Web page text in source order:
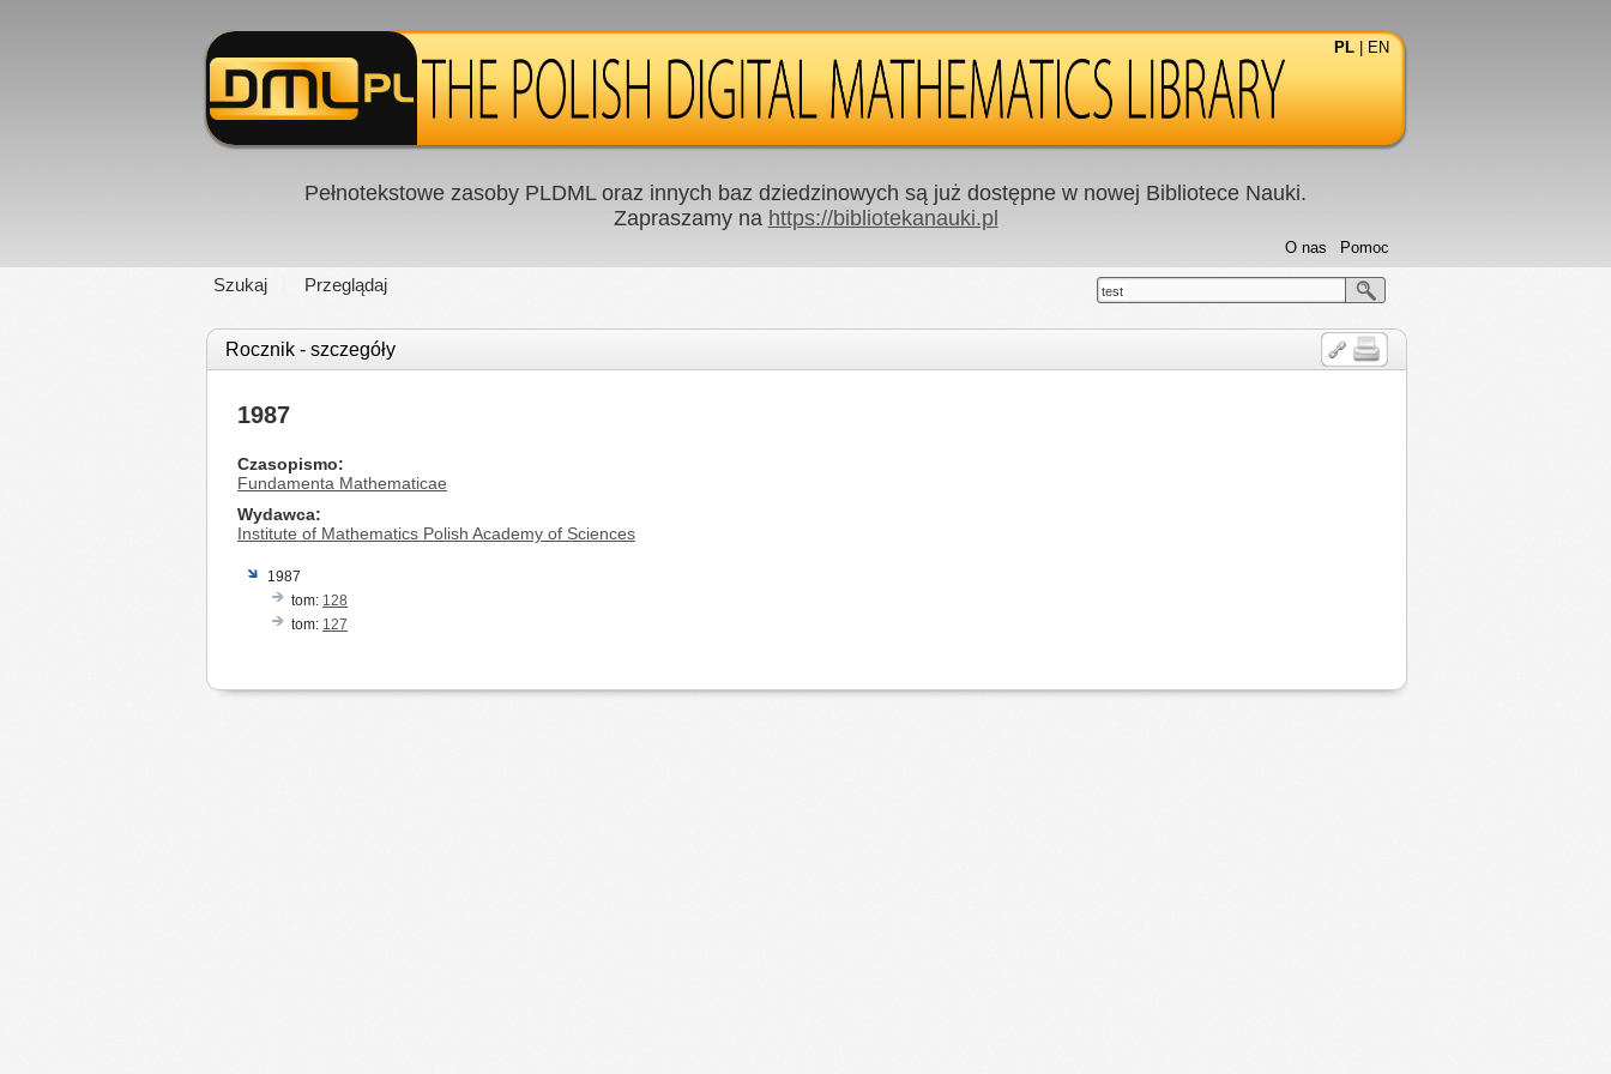
PL EN
Pełnotekstowe zasoby PLDML oraz innych baz dziedzinowych są już dostępne w nowej Bibliotece Nauki.
Zapraszamy na https://bibliotekanauki.pl
Szukaj Przeglądaj
Pomoc
O nas
test
Rocznik - szczegóły
1987
Czasopismo
Fundamenta Mathematicae
Wydawca
Institute of Mathematics Polish Academy of Sciences
1987
tom: 128
tom: 127